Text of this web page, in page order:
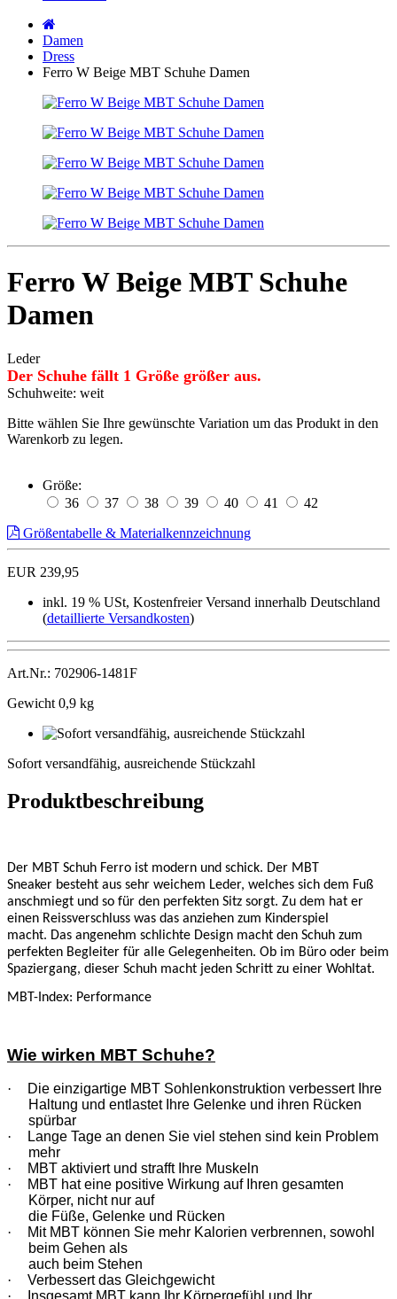
Damen
Dress
Ferro W Beige MBT Schuhe Damen
Ferro W Beige MBT Schuhe
Damen
Leder
Der Schuhe fällt 1 Größe größer aus.
Schuhweite: weit
Bitte wählen Sie Ihre gewünschte Variation um das Produkt in den
Warenkorb zu legen.
Größe:
36
37 38 39 40 41
42
Größentabelle & Materialkennzeichnung
EUR 239,95
inkl. 19 % USt, Kostenfreier Versand innerhalb Deutschland
(detaillierte Versandkosten)
Art.Nr.: 702906-1481F
Gewicht 0,9 kg
Sofort versandfähig, ausreichende Stückzahl
Produktbeschreibung
Der MBT Schuh Ferro ist modern und schick. Der MBT
Sneaker besteht aus sehr weichem Leder, welches sich dem Fuß
anschmiegt und so für den perfekten Sitz sorgt. Zu dem hat er
einen Reissverschluss was das anziehen zum Kinderspiel
macht. Das angenehm schlichte Design macht den Schuh zum
perfekten Begleiter für alle Gelegenheiten. Ob im Büro oder beim
Spaziergang, dieser Schuh macht jeden Schritt zu einer Wohltat.
MBT-Index: Performance
Wie wirken MBT Schuhe?
·
Die einzigartige MBT Sohlenkonstruktion verbessert Ihre
Haltung und entlastet Ihre Gelenke und ihren Rücken
spürbar
·
Lange Tage an denen Sie viel stehen sind kein Problem
mehr
·
MBT aktiviert und strafft Ihre Muskeln
·
MBT hat eine positive Wirkung auf Ihren gesamten
Körper, nicht nur auf
die Füße, Gelenke und Rücken
·
Mit MBT können Sie mehr Kalorien verbrennen, sowohl
beim Gehen als
auch beim Stehen
·
Verbessert das Gleichgewicht
·
Insgesamt MBT kann Ihr Körpergefühl und Ihr